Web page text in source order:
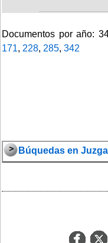
Documentos por año:
171, 228, 285, 342
Búquedas en